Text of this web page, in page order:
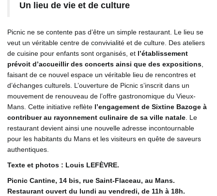
Un lieu de vie et de culture
Picnic ne se contente pas d’être un simple restaurant. Le lieu se
veut un véritable centre de convivialité et de culture. Des ateliers
de cuisine pour enfants sont organisés, et l’établissement
prévoit d’accueillir des concerts ainsi que des expositions,
faisant de ce nouvel espace un véritable lieu de rencontres et
d’échanges culturels. L’ouverture de Picnic s’inscrit dans un
mouvement de renouveau de l’offre gastronomique du Vieux-
Mans. Cette initiative reflète l’engagement de Sixtine Bazoge à
contribuer au rayonnement culinaire de sa ville natale. Le
restaurant devient ainsi une nouvelle adresse incontournable
pour les habitants du Mans et les visiteurs en quête de saveurs
authentiques.
Texte et photos : Louis LEFÈVRE.
Picnic Cantine, 14 bis, rue Saint-Flaceau, au Mans.
Restaurant ouvert du lundi au vendredi, de 11h à 18h.